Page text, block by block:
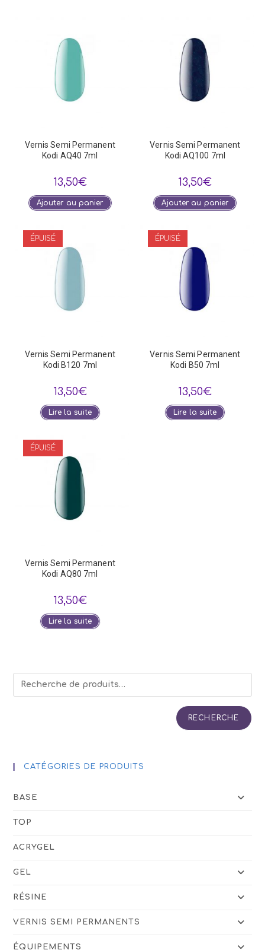
Vernis Semi Permanent
Kodi AQ40 7ml
13,50€
Ajouter au panier
Vernis Semi Permanent
Kodi AQ100 7ml
13,50€
Ajouter au panier
ÉPUISÉ
Vernis Semi Permanent
Kodi B120 7ml
13,50€
Lire la suite
ÉPUISÉ
Vernis Semi Permanent
Kodi B50 7ml
13,50€
Lire la suite
ÉPUISÉ
Vernis Semi Permanent
Kodi AQ80 7ml
13,50€
Lire la suite
RECHERCHE
CATÉGORIES DE PRODUITS
BASE
TOP
ACRYGEL
GEL
RÉSINE
VERNIS SEMI PERMANENTS
ÉQUIPEMENTS